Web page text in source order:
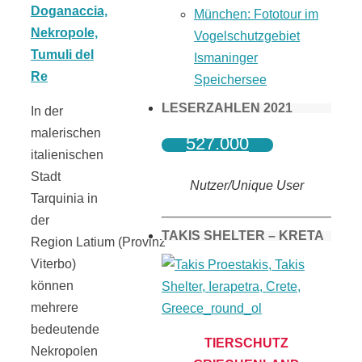
In der
malerischen
italienischen
Stadt
Tarquinia in
der
Region Latium (Provinz
Viterbo)
können
mehrere
bedeutende
Nekropolen
München: Fototour im
Vogelschutzgebiet
Ismaninger
Speichersee
LESERZAHLEN 2021
527.000
Nutzer/Unique User
TAKIS SHELTER – KRETA
TIERSCHUTZ